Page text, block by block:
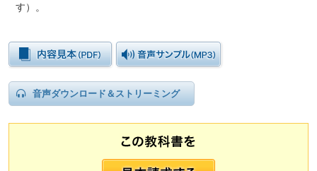
す）。
音声ダウンロード＆ストリーミング